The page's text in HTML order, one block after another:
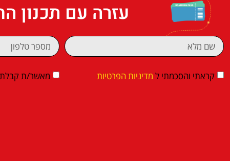
עזרה עם תכנון
קראתי והסכמתי ל מדיניות הפרטיות מאשר/ת קבלת